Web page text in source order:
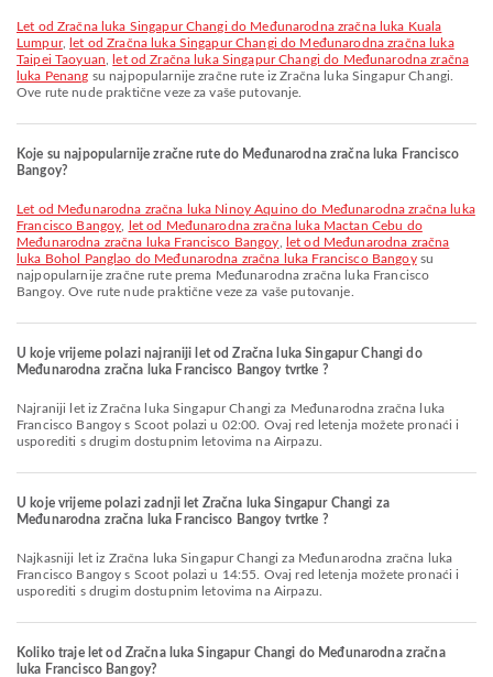
let od Zračna luka Singapur Changi do Međunarodna zračna luka Kuala
Lumpur,
let od Zračna luka Singapur Changi do Međunarodna zračna luka
Taipei Taoyuan
let od Zračna luka Singapur Changi do Međunarodna zračna
luka Penang su najpopularnije zračne rute iz Zračna luka Singapur Changi.
Ove rute nude praktične veze za vaše putovanje.
Koje su najpopularnije zračne rute do Međunarodna zračna luka Francisco
Bangoy?
let od Međunarodna zračna luka Ninoy Aquino do Međunarodna zračna luka
Francisco Bangoy
let od Međunarodna zračna luka Mactan Cebu do
Međunarodna zračna luka Francisco Bangoy
let od Međunarodna zračna
luka Bohol Panglao do Međunarodna zračna luka Francisco Bangoysu
najpopularnije zračne rute prema Međunarodna zračna luka Francisco
Bangoy. Ove rute nude praktične veze za vaše putovanje.
U koje vrijeme polazi najraniji let od Zračna luka Singapur Changi do
Međunarodna zračna luka Francisco Bangoy tvrtke ?
Najraniji let iz Zračna luka Singapur Changi za Međunarodna zračna luka
Francisco Bangoy s Scoot polazi u 02:00. Ovaj red letenja možete pronaći i
usporediti s drugim dostupnim letovima na Airpazu.
U koje vrijeme polazi zadnji let Zračna luka Singapur Changi za
Međunarodna zračna luka Francisco Bangoy tvrtke ?
Najkasniji let iz Zračna luka Singapur Changi za Međunarodna zračna luka
Francisco Bangoy s Scoot polazi u 14:55. Ovaj red letenja možete pronaći i
usporediti s drugim dostupnim letovima na Airpazu.
Koliko traje let od Zračna luka Singapur Changi do Međunarodna zračna
luka Francisco Bangoy?